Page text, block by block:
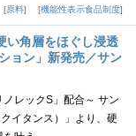
原料 機能性表示食品制度
い角層をほぐし浸透
ョン」新発売／サン
ノレックS」配合～ サン
イタンス）」より、硬